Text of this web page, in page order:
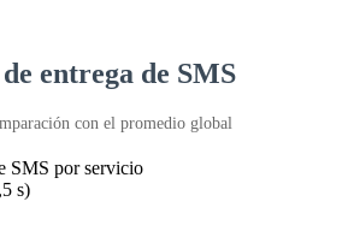
entrega de SMS
con el promedio global
SMS por servicio
s)